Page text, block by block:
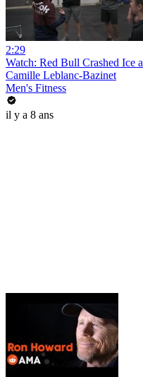
2:29
Watch: Red Bull Crashed Ice
Camille Leblanc-Bazinet
Men's Fitness
il y a 8 ans